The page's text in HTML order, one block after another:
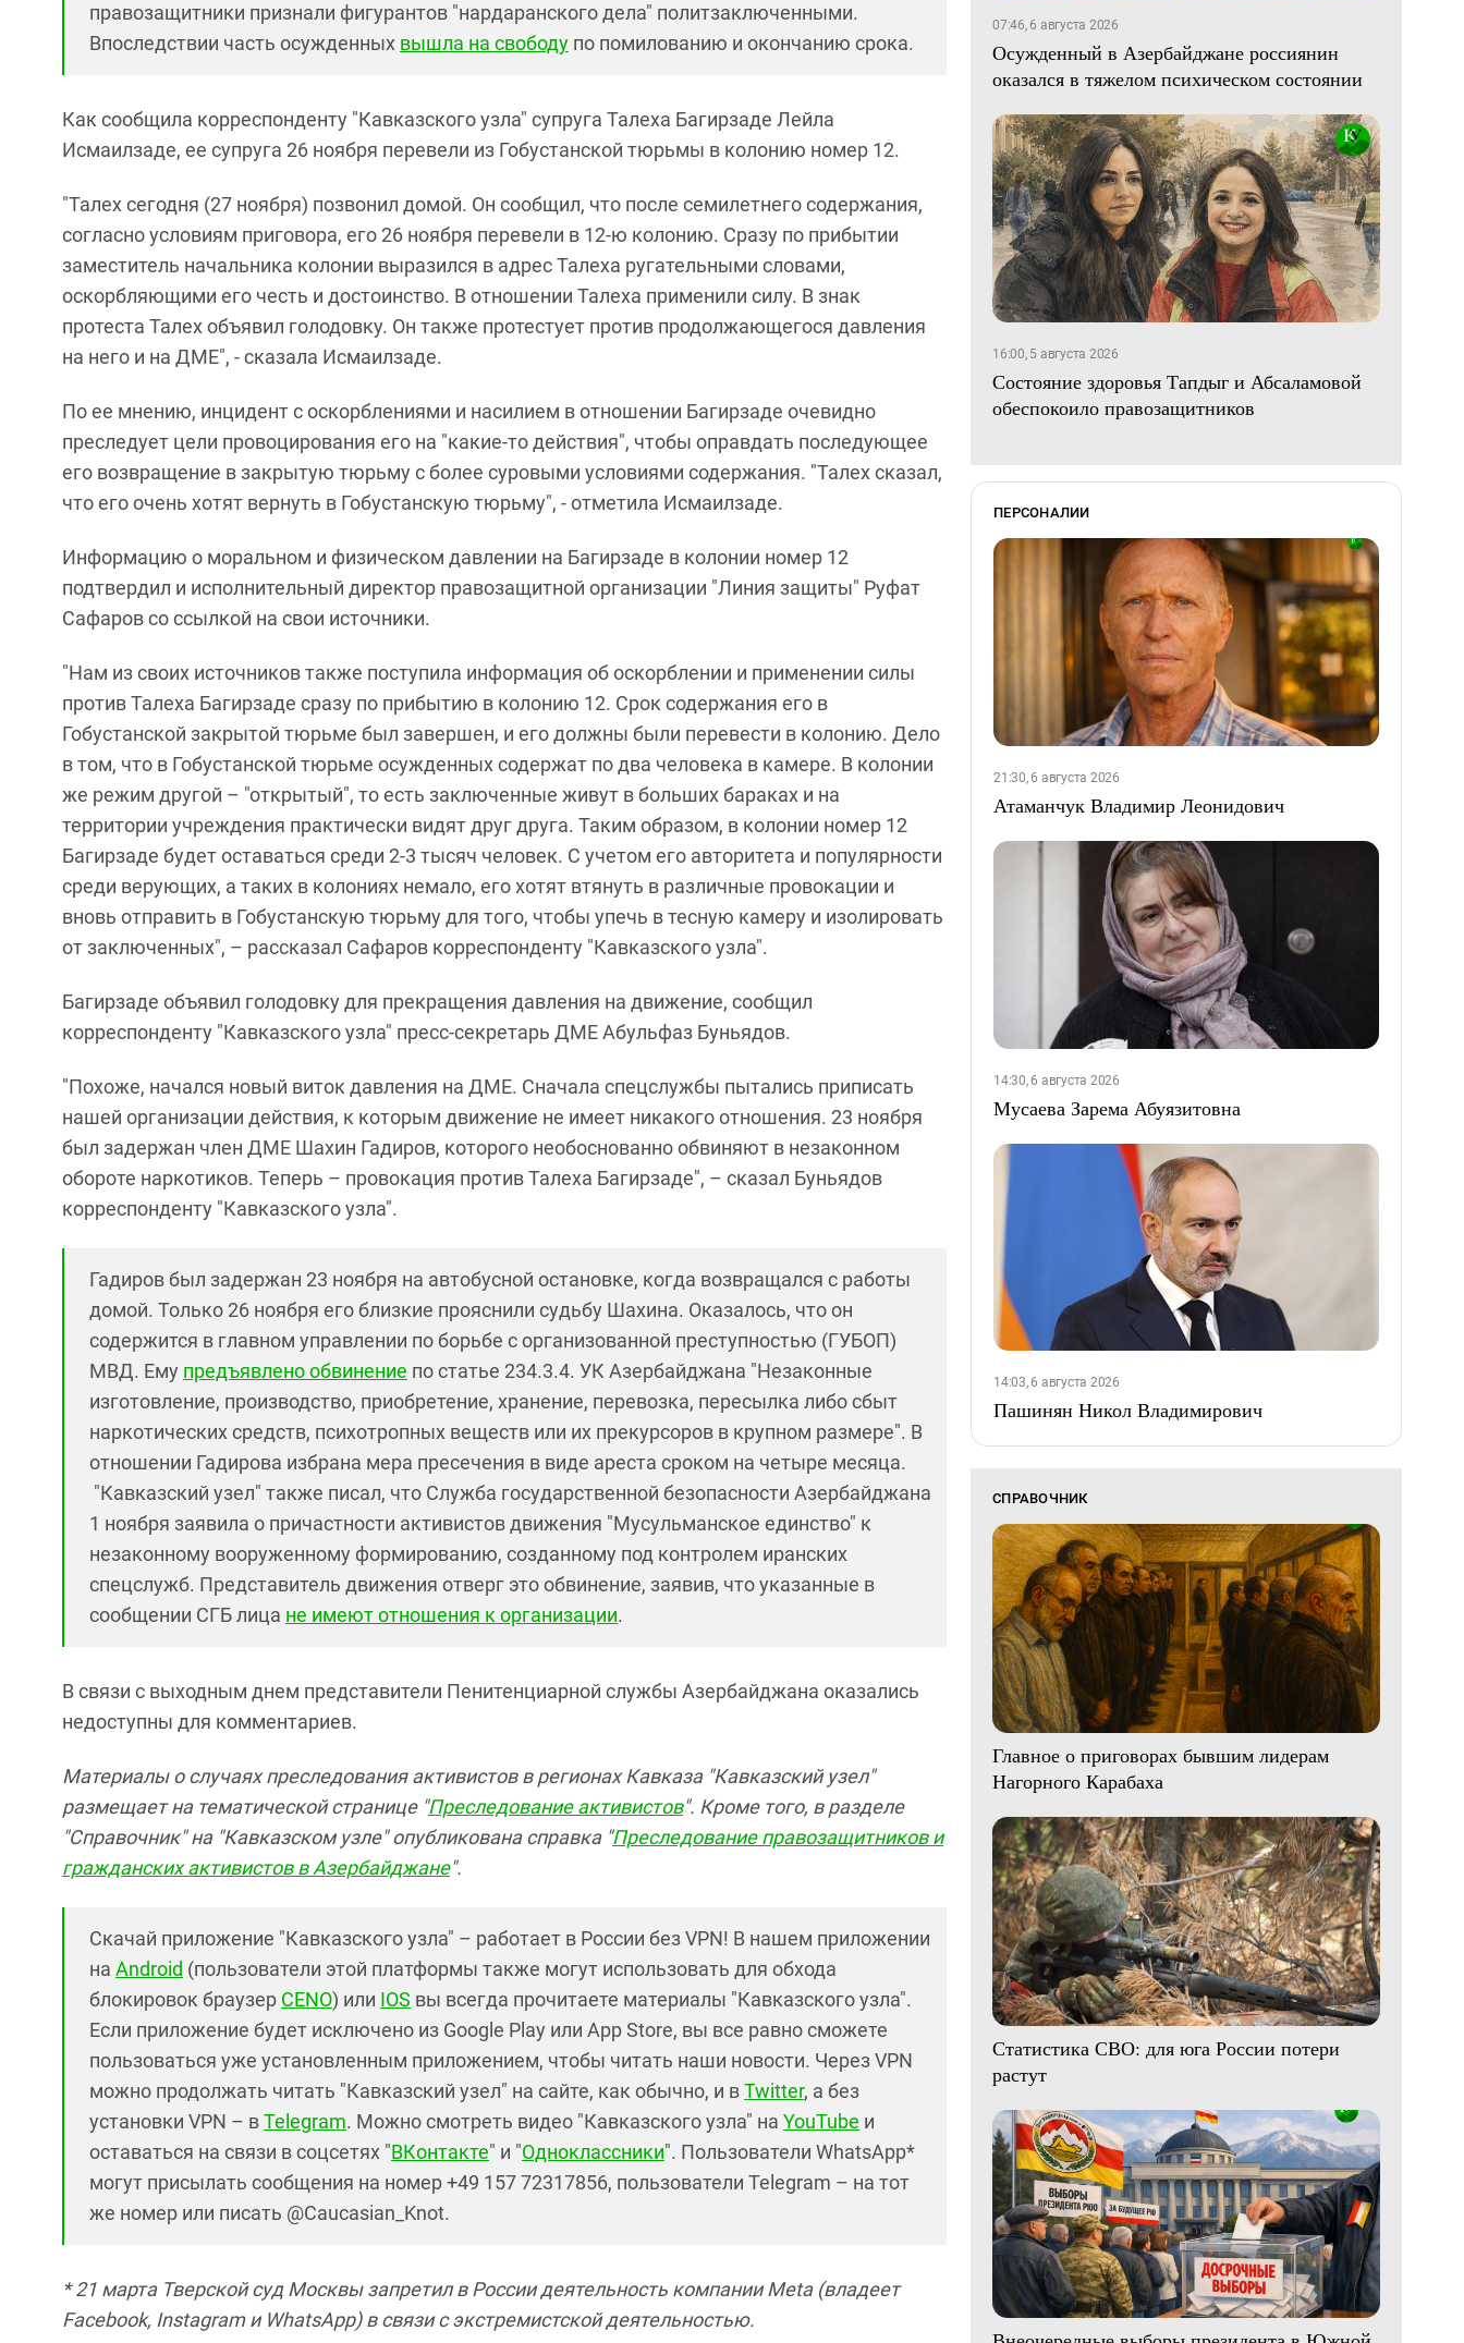
правозащитники признали фигурантов "нардаранского дела" политзаключенными.
Впоследствии часть осужденных вышла на свободу по помилованию и окончанию срока.
Как сообщила корреспонденту "Кавказского узла" супруга Талеха Багирзаде Лейла
Исмаилзаде, ее супруга 26 ноября перевели из Гобустанской тюрьмы в колонию номер 12.
"Талех сегодня (27 ноября) позвонил домой. Он сообщил, что после семилетнего содержания,
согласно условиям приговора, его 26 ноября перевели в 12-ю колонию. Сразу по прибытии
заместитель начальника колонии выразился в адрес Талеха ругательными словами,
оскорбляющими его честь и достоинство. В отношении Талеха применили силу. В знак
протеста Талех объявил голодовку. Он также протестует против продолжающегося давления
на него и на ДМЕ", - сказала Исмаилзаде.
По ее мнению, инцидент с оскорблениями и насилием в отношении Багирзаде очевидно
преследует цели провоцирования его на "какие-то действия", чтобы оправдать последующее
его возвращение в закрытую тюрьму с более суровыми условиями содержания. "Талех сказал,
что его очень хотят вернуть в Гобустанскую тюрьму", - отметила Исмаилзаде.
Информацию о моральном и физическом давлении на Багирзаде в колонии номер 12
подтвердил и исполнительный директор правозащитной организации "Линия защиты" Руфат
Сафаров со ссылкой на свои источники.
"Нам из своих источников также поступила информация об оскорблении и применении силы
против Талеха Багирзаде сразу по прибытию в колонию 12. Срок содержания его в
Гобустанской закрытой тюрьме был завершен, и его должны были перевести в колонию. Дело
в том, что в Гобустанской тюрьме осужденных содержат по два человека в камере. В колонии
же режим другой – "открытый", то есть заключенные живут в больших бараках и на
территории учреждения практически видят друг друга. Таким образом, в колонии номер 12
Багирзаде будет оставаться среди 2-3 тысяч человек. С учетом его авторитета и популярности
среди верующих, а таких в колониях немало, его хотят втянуть в различные провокации и
вновь отправить в Гобустанскую тюрьму для того, чтобы упечь в тесную камеру и изолировать
от заключенных", – рассказал Сафаров корреспонденту "Кавказского узла".
Багирзаде объявил голодовку для прекращения давления на движение, сообщил
корреспонденту "Кавказского узла" пресс-секретарь ДМЕ Абульфаз Буньядов.
"Похоже, начался новый виток давления на ДМЕ. Сначала спецслужбы пытались приписать
нашей организации действия, к которым движение не имеет никакого отношения. 23 ноября
был задержан член ДМЕ Шахин Гадиров, которого необоснованно обвиняют в незаконном
обороте наркотиков. Теперь – провокация против Талеха Багирзаде", – сказал Буньядов
корреспонденту "Кавказского узла".
Гадиров был задержан 23 ноября на автобусной остановке, когда возвращался с работы
домой. Только 26 ноября его близкие прояснили судьбу Шахина. Оказалось, что он
содержится в главном управлении по борьбе с организованной преступностью (ГУБОП)
МВД. Ему предъявлено обвинение по статье 234.3.4. УК Азербайджана "Незаконные
изготовление, производство, приобретение, хранение, перевозка, пересылка либо сбыт
наркотических средств, психотропных веществ или их прекурсоров в крупном размере". В
отношении Гадирова избрана мера пресечения в виде ареста сроком на четыре месяца.
"Кавказский узел" также писал, что Служба государственной безопасности Азербайджана
1 ноября заявила о причастности активистов движения "Мусульманское единство" к
незаконному вооруженному формированию, созданному под контролем иранских
спецслужб. Представитель движения отверг это обвинение, заявив, что указанные в
сообщении СГБ лица не имеют отношения к организации.
В связи с выходным днем представители Пенитенциарной службы Азербайджана оказались
недоступны для комментариев.
Материалы о случаях преследования активистов в регионах Кавказа "Кавказский узел"
размещает на тематической странице "Преследование активистов". Кроме того, в разделе
"Справочник" на "Кавказском узле" опубликована справка "Преследование правозащитников и
гражданских активистов в Азербайджане".
Скачай приложение "Кавказского узла" – работает в России без VPN! В нашем приложении
на Android (пользователи этой платформы также могут использовать для обхода
блокировок браузер CENO) или IOS вы всегда прочитаете материалы "Кавказского узла".
Если приложение будет исключено из Google Play или App Store, вы все равно сможете
пользоваться уже установленным приложением, чтобы читать наши новости. Через VPN
можно продолжать читать "Кавказский узел" на сайте, как обычно, и вTwitter, а без
установки VPN – вTelegram. Можно смотреть видео "Кавказского узла" на YouTube и
оставаться на связи в соцсетях "ВКонтакте" и "Одноклассники". Пользователи WhatsApp*
могут присылать сообщения на номер +49 157 72317856, пользователи Telegram – на тот
же номер или писать @Caucasian_Knot.
* 21 марта Тверской суд Москвы запретил в России деятельность компании Meta (владеет
Facebook, Instagram и WhatsApp) в связи с экстремистской деятельностью.
07:46, 6 августа 2026
Осужденный в Азербайджане россиянин
оказался в тяжелом психическом состоянии
16:00, 5 августа 2026
Состояние здоровья Тапдыг и Абсаламовой
обеспокоило правозащитников
ПЕРСОНАЛИИ
21:30, 6 августа 2026
Атаманчук Владимир Леонидович
14:30, 6 августа 2026
Мусаева Зарема Абуязитовна
14:03, 6 августа 2026
Пашинян Никол Владимирович
СПРАВОЧНИК
Главное о приговорах бывшим лидерам
Нагорного Карабаха
Статистика СВО: для юга России потери
растут